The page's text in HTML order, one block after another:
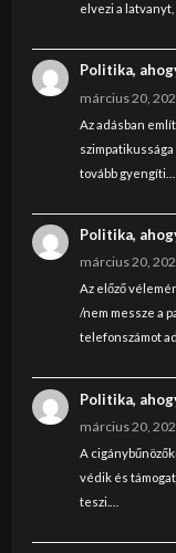
elvezi a
Politika,
március 20,
Az adásban
tovább gyengíti…
Politika,
március 20,
Az előző
/nem messze a
telefonszámot
Politika,
március 20,
A
védik és
teszi.…